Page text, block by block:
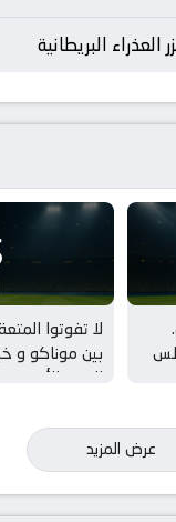
6 أغسطس
–
لا تفوتوا
بين موناكو و
الودية للأندية
عرض المزيد